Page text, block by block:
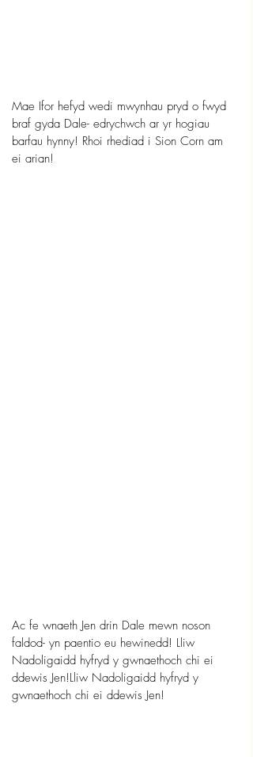
Mae Ifor hefyd wedi mwynhau pryd o fwyd
braf gyda Dale- edrychwch ar yr hogiau
barfau hynny! Rhoi rhediad i Sion Corn am
ei arian!
Ac fe wnaeth Jen drin Dale mewn noson
faldod- yn paentio eu hewinedd! Lliw
Nadoligaidd hyfryd y gwnaethoch chi ei
ddewis Jen!Lliw Nadoligaidd hyfryd y
gwnaethoch chi ei ddewis Jen!